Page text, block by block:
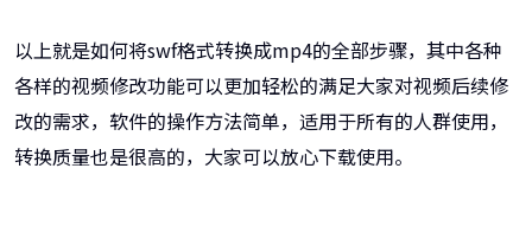
以上就是如何将swf格式转换成mp4的全部步骤，其中各种
各样的视频修改功能可以更加轻松的满足大家对视频后续修
改的需求，软件的操作方法简单，适用于所有的人群使用，
转换质量也是很高的，大家可以放心下载使用。